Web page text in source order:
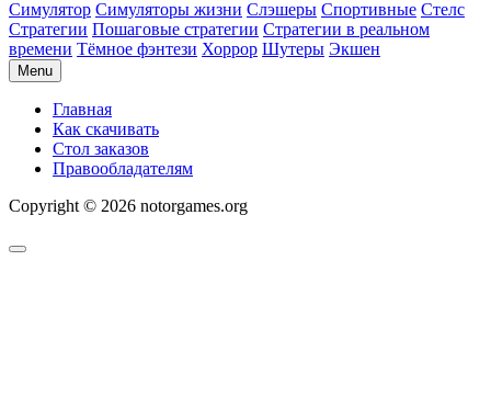
Симулятор Симуляторы жизни Слэшеры Спортивные Стелс
Стратегии Пошаговые стратегии Стратегии в реальном
времени Тёмное фэнтези Хоррор Шутеры Экшен
Menu
Главная
Как скачивать
Стол заказов
Правообладателям
Copyright © 2026 notorgames.org
Scroll